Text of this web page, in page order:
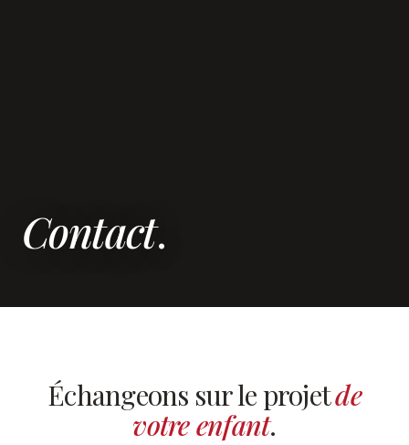
Contact.
Échangeons sur le projetde
votre enfant.